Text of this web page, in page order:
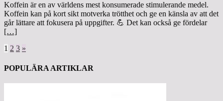
Koffein är en av världens mest konsumerade stimulerande medel.
Koffein kan på kort sikt motverka trötthet och ge en känsla av att det
går lättare att fokusera på uppgifter. 💪 Det kan också ge fördelar
[…]
1 2 3 »
POPULÄRA ARTIKLAR